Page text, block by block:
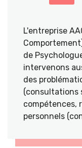
L'entreprise
de
intervenons
des
(consultations
compétences,
personnels